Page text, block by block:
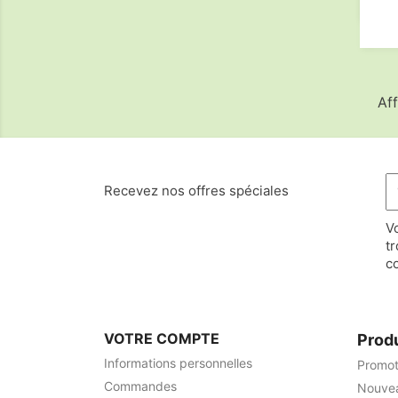
Recevez nos offres spéciales
VOTRE COMPTE
Informations personnelles
Commandes